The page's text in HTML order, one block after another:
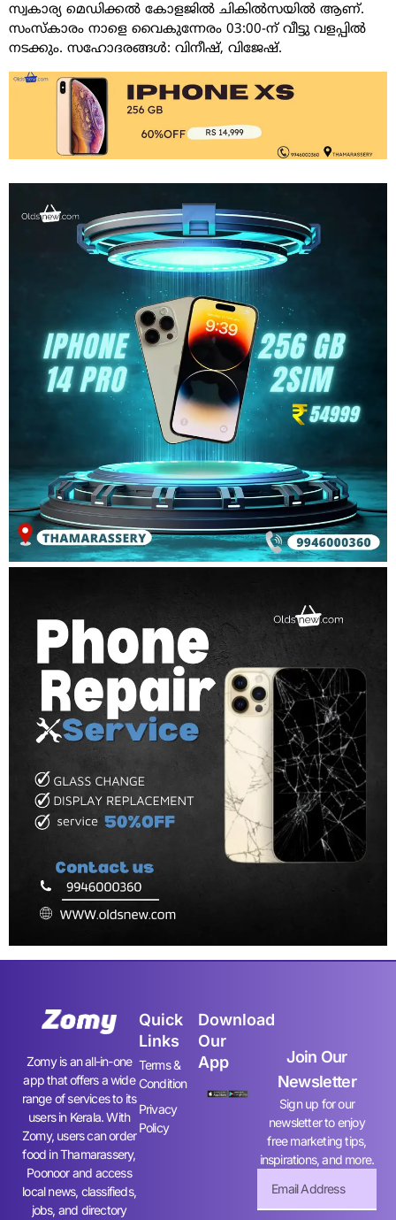
സ്വകാര്യ മെഡിക്കൽ കോളജിൽ ചികിൽസയിൽ ആണ്.
സംസ്കാരം നാളെ വൈകുന്നേരം 03:00-ന് വീട്ടു വളപ്പിൽ
നടക്കും. സഹോദരങ്ങൾ: വിനീഷ്, വിജേഷ്.
Zomy is an all-in-one
app that offers a wide
range of services to its
users in Kerala. With
Zomy, users can order
food in Thamarassery,
Poonoor and access
local news, classifieds,
jobs, and directory
Quick
Links
Terms &
Condition
Privacy
Policy
Download
Our
App
Join Our
Newsletter
Sign up for our
newsletter to enjoy
free marketing tips,
inspirations, and more.